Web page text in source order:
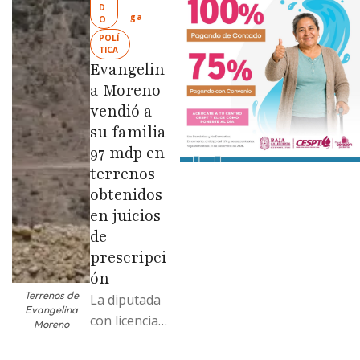
Limpia” en
colonias de
las …
Terrenos de
Evangelina
Moreno
D
O
POLÍ
TICA
ga
Evangelin
a Moreno
vendió a
su familia
97 mdp en
terrenos
obtenidos
en juicios
de
prescripci
ón
La diputada
con licencia